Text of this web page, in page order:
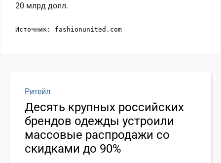
20 млрд долл.
Источник: fashionunited.com
Ритейл
Десять крупных российских
брендов одежды устроили
массовые распродажи со
скидками до 90%